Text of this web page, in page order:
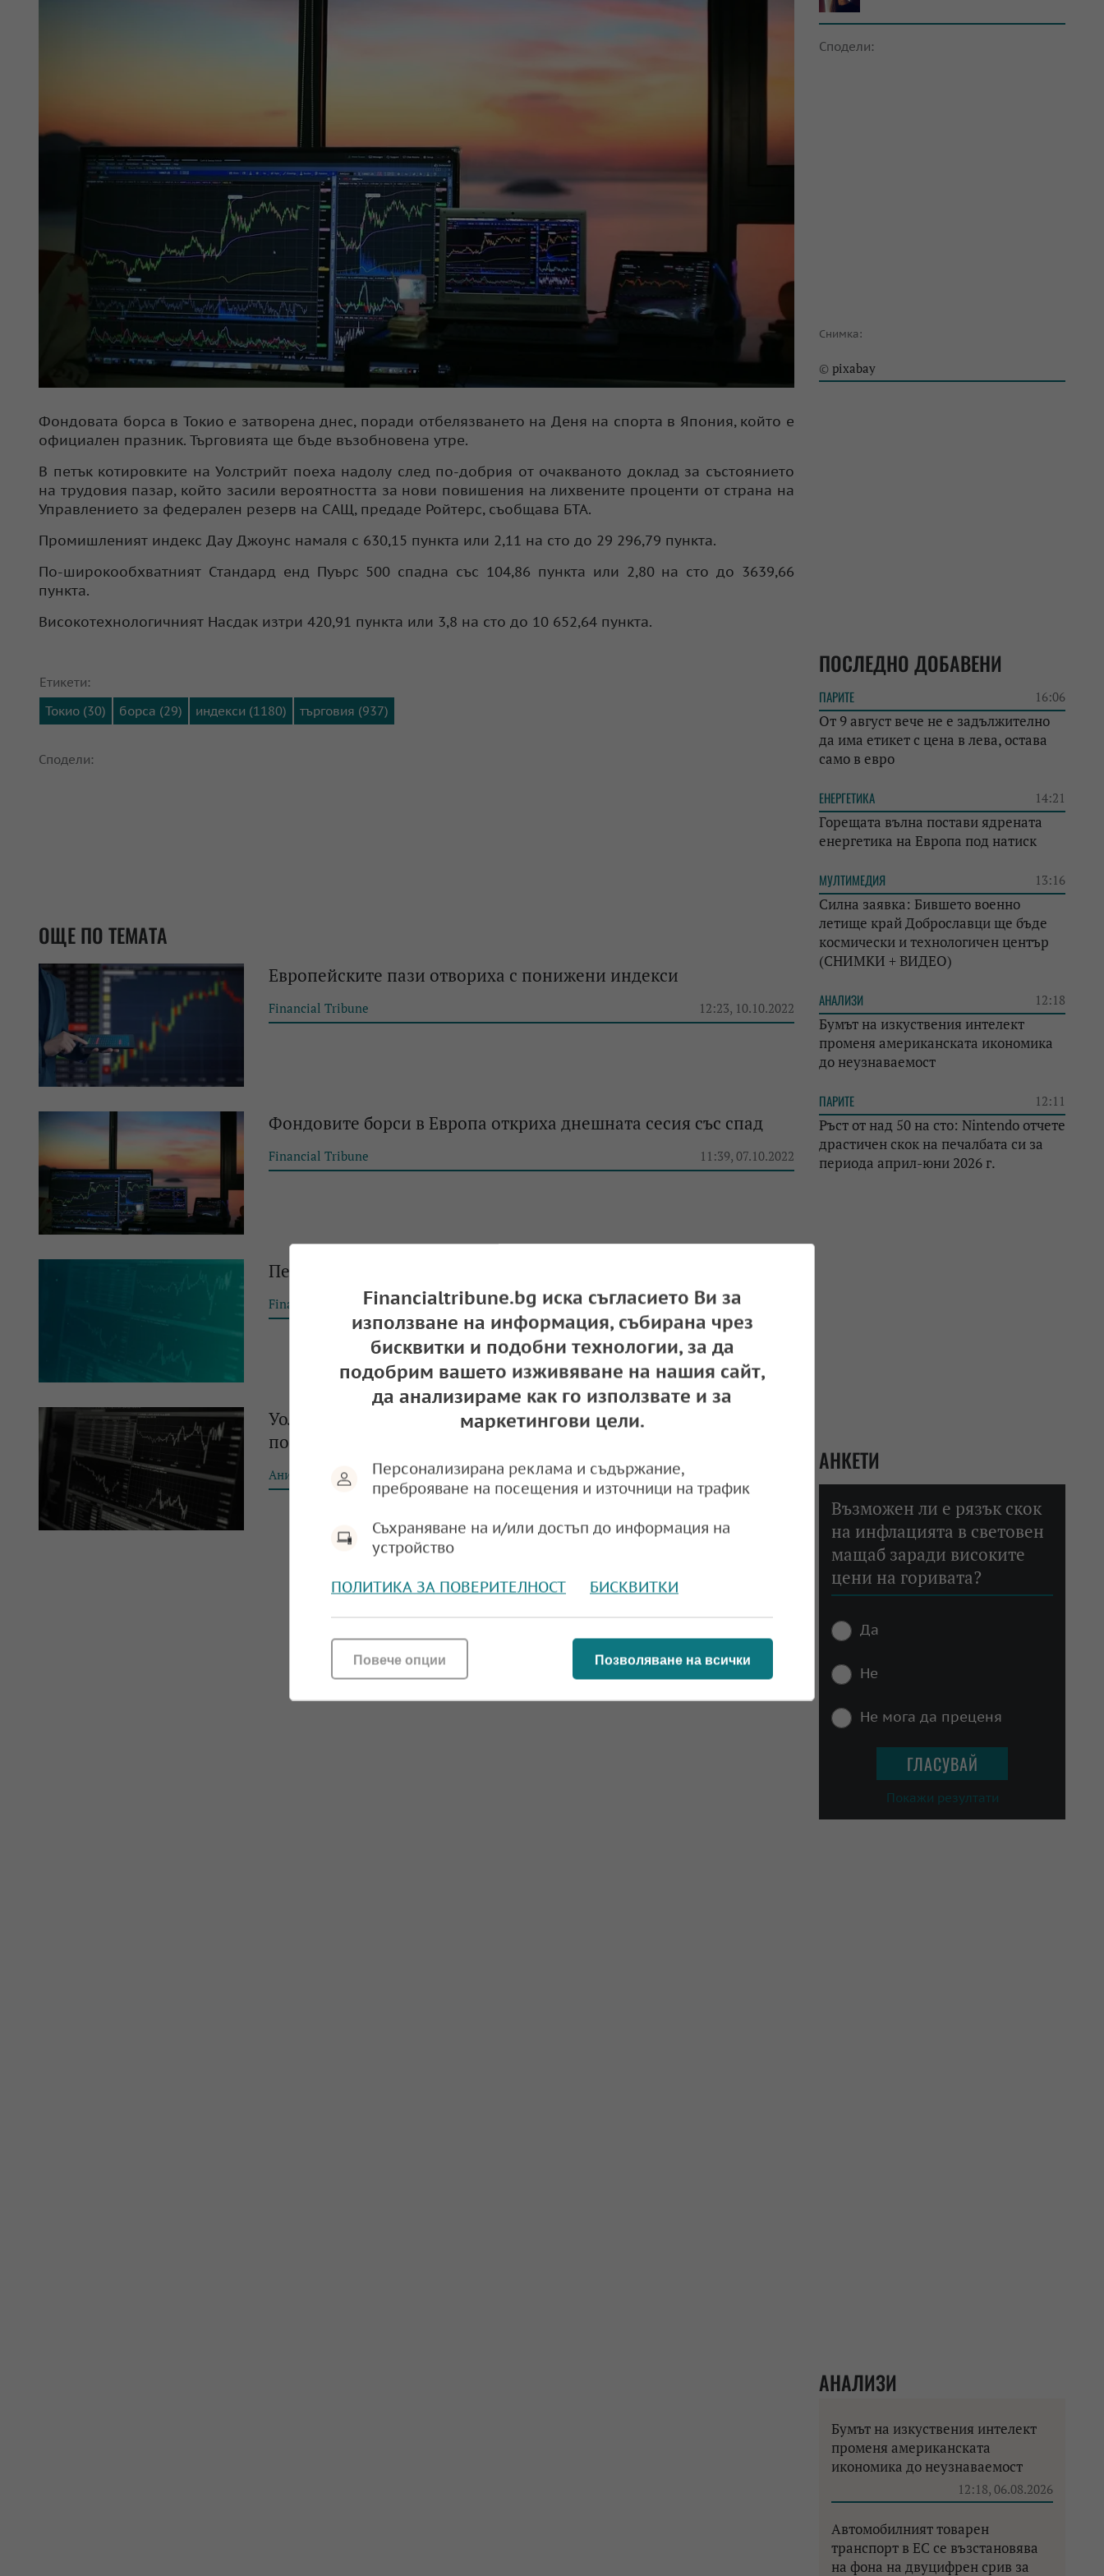
Сподели:
Снимка:
© pixabay
Фондовата борса в Токио е затворена днес, поради отбелязването на Деня на спорта в Япония, който е
официален празник. Търговията ще бъде възобновена утре.
В петък котировките на Уолстрийт поеха надолу след по-добрия от очакваното доклад за състоянието
на трудовия пазар, който засили вероятността за нови повишения на лихвените проценти от страна на
Управлението за федерален резерв на САЩ, предаде Ройтерс, съобщава БТА.
Промишленият индекс Дау Джоунс намаля с 630,15 пункта или 2,11 на сто до 29 296,79 пункта.
По-широкообхватният Стандард енд Пуърс 500 спадна със 104,86 пункта или 2,80 на сто до 3639,66
пункта.
Високотехнологичният Насдак изтри 420,91 пункта или 3,8 на сто до 10 652,64 пункта.
Етикети:
Токио (30)
борса (29) индекси (1180) търговия (937)
Сподели:
ОЩЕ ПО ТЕМАТА
Европейските пази отвориха с понижени индекси
Financial Tribune 12:23, 10.10.2022
Фондовите борси в Европа откриха днешната сесия със спад
Financial Tribune 11:39, 07.10.2022
Петролът започна да поскъпва
Financial Tribune 09:21, 07.10.2022
Уолстрийт отвори със спад, зарди опасенията, че ФЕД пак ще
повишава лихвите
Аника Димитрова
ПОСЛЕДНО ДОБАВЕНИ
ПАРИТЕ 16:06
От 9 август вече не е задължително
да има етикет с цена в лева, остава
само в евро
ЕНЕРГЕТИКА 14:21
Горещата вълна постави ядрената
енергетика на Европа под натиск
МУЛТИМЕДИЯ 13:16
Силна заявка: Бившето военно
летище край Доброславци ще бъде
космически и технологичен център
(СНИМКИ + ВИДЕО)
АНАЛИЗИ 12:18
Бумът на изкуствения интелект
променя американската икономика
до неузнаваемост
ПАРИТЕ 12:11
Ръст от над 50 на сто: Nintendo отчете
драстичен скок на печалбата си за
периода април-юни 2026 г.
АНКЕТИ
Възможен ли е рязък скок
на инфлацията в световен
мащаб заради високите
цени на горивата?
Да
Не
Не мога да преценя
Покажи резултати
АНАЛИЗИ
Бумът на изкуствения интелект
променя американската
икономика до неузнаваемост
12:18, 06.08.2026
Автомобилният товарен
транспорт в ЕС се възстановява
на фона на двуцифрен срив за
Financialtribune.bg иска съгласието Ви за
използване на информация, събирана чрез
бисквитки и подобни технологии, за да
подобрим вашето изживяване на нашия сайт,
да анализираме как го използвате и за
маркетингови цели.
Персонализирана реклама и съдържание,
преброяване на посещения и източници на трафик
Съхраняване на и/или достъп до информация на
устройство
ПОЛИТИКА ЗА ПОВЕРИТЕЛНОСТ БИСКВИТКИ
Позволяване на всички
Повече опции